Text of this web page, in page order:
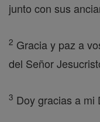
junto con sus
2 Gracia y paz a
del Señor
3 Doy gracias a mi